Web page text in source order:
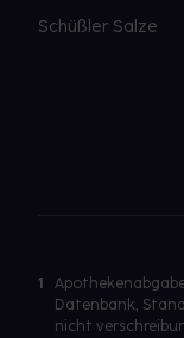
Schüßler Salze
1
Datenbank,
nicht